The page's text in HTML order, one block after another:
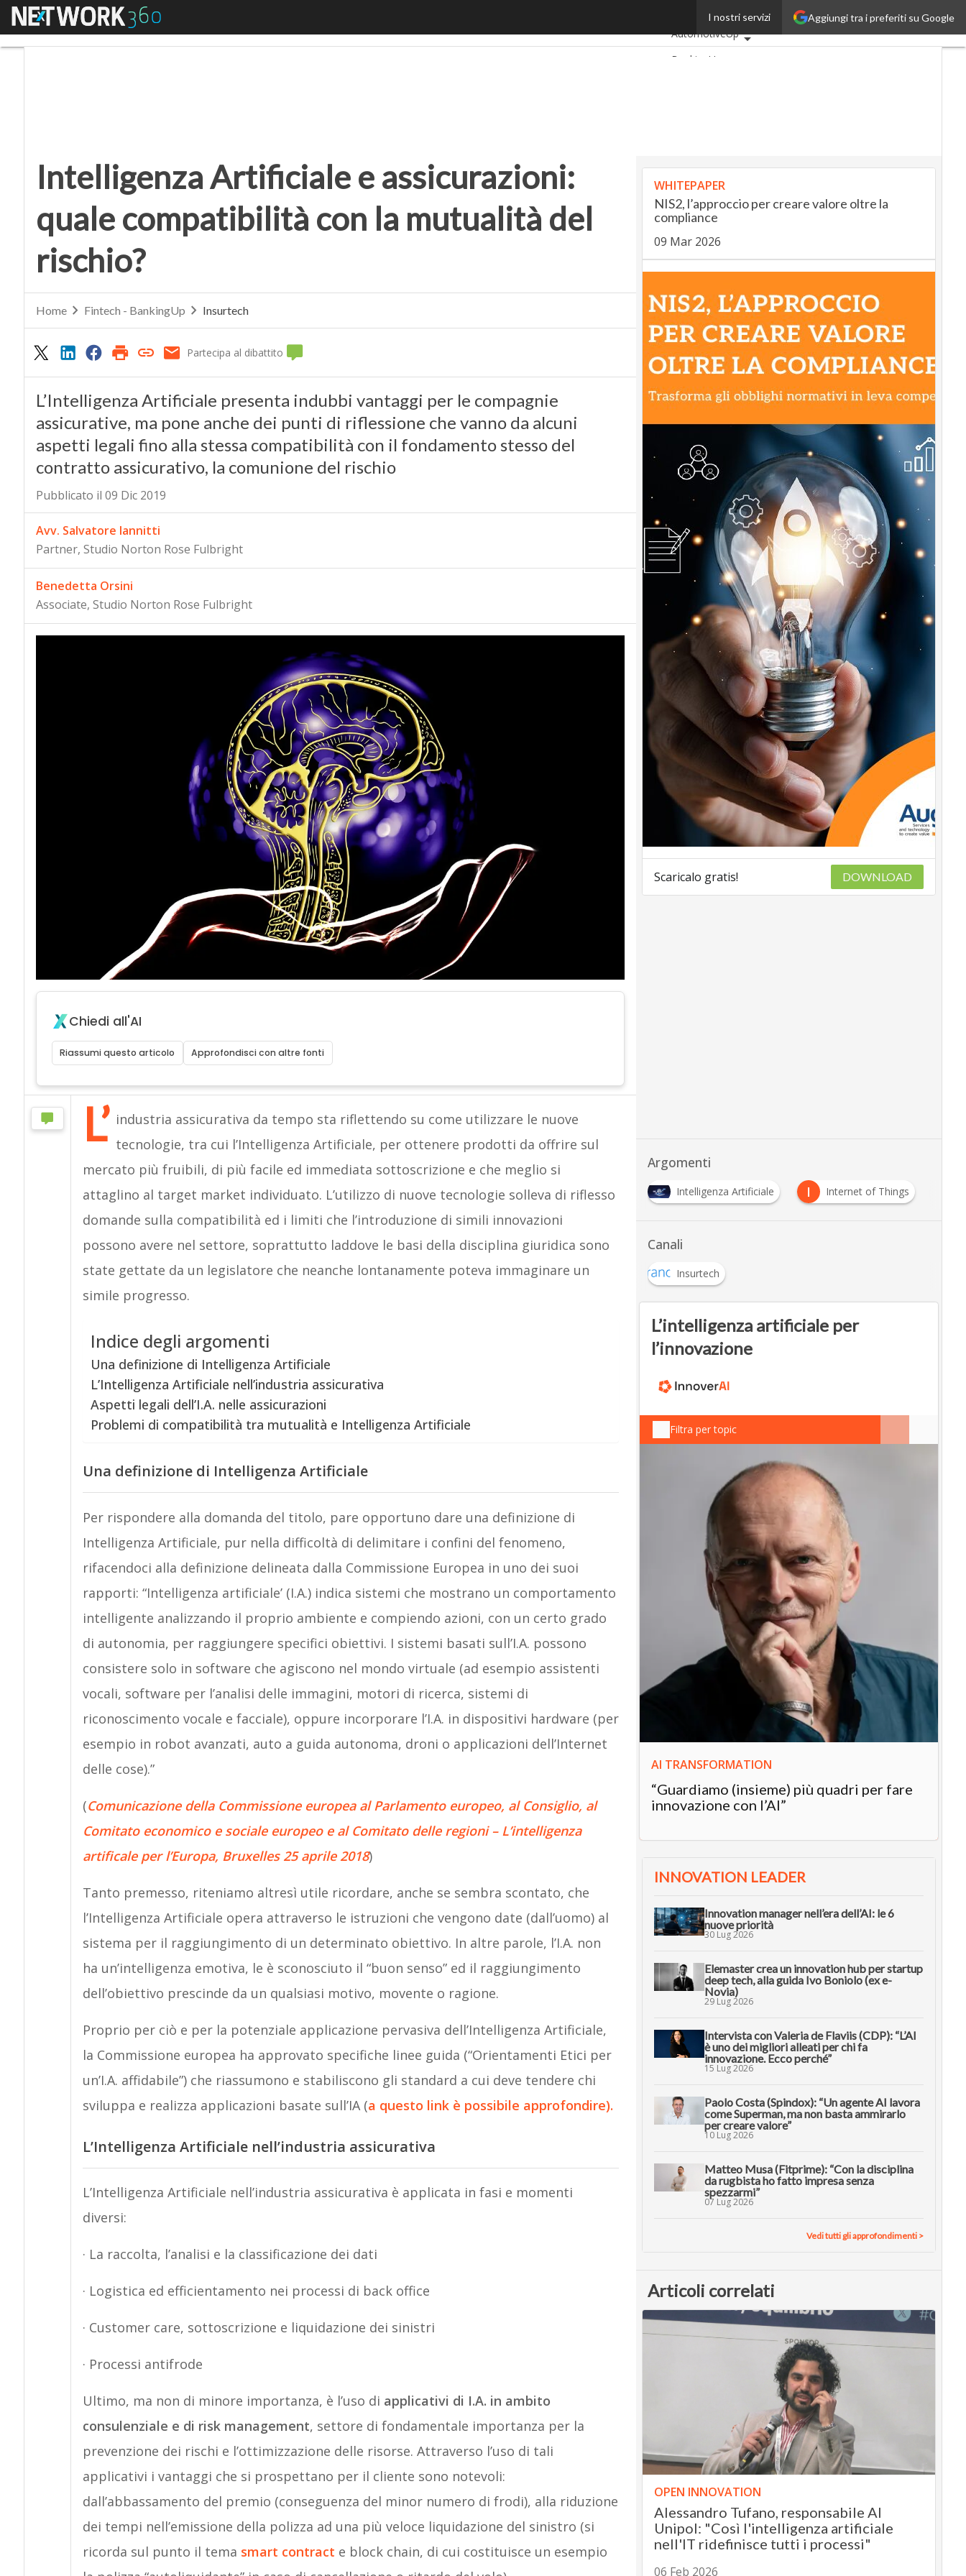
Aggiungi tra i preferiti su Google
I nostri servizi
Menu
Ultimi articoli
AutomotiveUp
BankingUp
Intelligenza Artificiale e assicurazioni:
quale compatibilità con la mutualità del
rischio?
Home Fintech - BankingUp Insurtech
Partecipa al dibattito
L’Intelligenza Artificiale presenta indubbi vantaggi per le compagnie
assicurative, ma pone anche dei punti di riflessione che vanno da alcuni
aspetti legali fino alla stessa compatibilità con il fondamento stesso del
contratto assicurativo, la comunione del rischio
Pubblicato il 09 Dic 2019
Avv. Salvatore Iannitti
Partner, Studio Norton Rose Fulbright
Benedetta Orsini
Associate, Studio Norton Rose Fulbright
Chiedi all'AI
Riassumi questo articolo Approfondisci con altre fonti
L’ industria assicurativa da tempo sta riflettendo su come utilizzare le nuove
tecnologie, tra cui l’Intelligenza Artificiale, per ottenere prodotti da offrire sul
mercato più fruibili, di più facile ed immediata sottoscrizione e che meglio si
attaglino al target market individuato. L’utilizzo di nuove tecnologie solleva di riflesso
domande sulla compatibilità ed i limiti che l’introduzione di simili innovazioni
possono avere nel settore, soprattutto laddove le basi della disciplina giuridica sono
state gettate da un legislatore che neanche lontanamente poteva immaginare un
simile progresso.
Indice degli argomenti
Una definizione di Intelligenza Artificiale
L’Intelligenza Artificiale nell’industria assicurativa
Aspetti legali dell’I.A. nelle assicurazioni
Problemi di compatibilità tra mutualità e Intelligenza Artificiale
Una definizione di Intelligenza Artificiale
Per rispondere alla domanda del titolo, pare opportuno dare una definizione di
Intelligenza Artificiale, pur nella difficoltà di delimitare i confini del fenomeno,
rifacendoci alla definizione delineata dalla Commissione Europea in uno dei suoi
rapporti: “Intelligenza artificiale’ (I.A.) indica sistemi che mostrano un comportamento
intelligente analizzando il proprio ambiente e compiendo azioni, con un certo grado
di autonomia, per raggiungere specifici obiettivi. I sistemi basati sull’I.A. possono
consistere solo in software che agiscono nel mondo virtuale (ad esempio assistenti
vocali, software per l’analisi delle immagini, motori di ricerca, sistemi di
riconoscimento vocale e facciale), oppure incorporare l’I.A. in dispositivi hardware (per
esempio in robot avanzati, auto a guida autonoma, droni o applicazioni dell’Internet
delle cose).”
(Comunicazione della Commissione europea al Parlamento europeo, al Consiglio, al
Comitato economico e sociale europeo e al Comitato delle regioni – L’intelligenza
artificale per l’Europa, Bruxelles 25 aprile 2018)
Tanto premesso, riteniamo altresì utile ricordare, anche se sembra scontato, che
l’Intelligenza Artificiale opera attraverso le istruzioni che vengono date (dall’uomo) al
sistema per il raggiungimento di un determinato obiettivo. In altre parole, l’I.A. non
ha un’intelligenza emotiva, le è sconosciuto il “buon senso” ed il raggiungimento
dell’obiettivo prescinde da un qualsiasi motivo, movente o ragione.
Proprio per ciò e per la potenziale applicazione pervasiva dell’Intelligenza Artificiale,
la Commissione europea ha approvato specifiche linee guida (“Orientamenti Etici per
un’I.A. affidabile”) che riassumono e stabiliscono gli standard a cui deve tendere chi
sviluppa e realizza applicazioni basate sull’IA (a questo link è possibile approfondire).
L’Intelligenza Artificiale nell’industria assicurativa
L’Intelligenza Artificiale nell’industria assicurativa è applicata in fasi e momenti
diversi:
· La raccolta, l’analisi e la classificazione dei dati
· Logistica ed efficientamento nei processi di back office
· Customer care, sottoscrizione e liquidazione dei sinistri
· Processi antifrode
Ultimo, ma non di minore importanza, è l’uso di applicativi di I.A. in ambito
consulenziale e di risk management, settore di fondamentale importanza per la
prevenzione dei rischi e l’ottimizzazione delle risorse. Attraverso l’uso di tali
applicativi i vantaggi che si prospettano per il cliente sono notevoli:
dall’abbassamento del premio (conseguenza del minor numero di frodi), alla riduzione
dei tempi nell’emissione della polizza ad una più veloce liquidazione del sinistro (si
ricorda sul punto il tema smart contract e block chain, di cui costituisce un esempio
WHITEPAPER
NIS2, l’approccio per creare valore oltre la
compliance
09 Mar 2026
Scaricalo gratis! DOWNLOAD
Argomenti
D
Droni Intelligenza Artificiale I Internet of Things R robotica S
Smart
Canali
Insurtech
L’intelligenza artificiale per
l’innovazione
Filtra per topic
AI TRANSFORMATION
“Guardiamo (insieme) più quadri per fare
innovazione con l’AI”
INNOVATION LEADER
Innovation manager nell’era dell’AI: le 6
nuove priorità
30 Lug 2026
Elemaster crea un innovation hub per startup
deep tech, alla guida Ivo Boniolo (ex e-
Novia)
29 Lug 2026
Intervista con Valeria de Flaviis (CDP): “L’AI
è uno dei migliori alleati per chi fa
innovazione. Ecco perché”
15 Lug 2026
Paolo Costa (Spindox): “Un agente AI lavora
come Superman, ma non basta ammirarlo
per creare valore”
10 Lug 2026
Matteo Musa (Fitprime): “Con la disciplina
da rugbista ho fatto impresa senza
spezzarmi”
07 Lug 2026
Vedi tutti gli approfondimenti >
Articoli correlati
OPEN INNOVATION
Alessandro Tufano, responsabile AI
Unipol: "Così l'intelligenza artificiale
nell'IT ridefinisce tutti i processi"
06 Feb 2026